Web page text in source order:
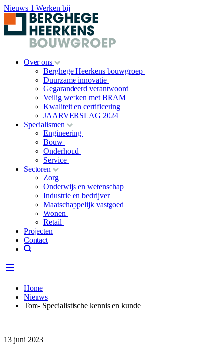
Nieuws 1 Werken bij
Over ons
Berghege Heerkens bouwgroep
Duurzame innovatie
Gegarandeerd verantwoord
Veilig werken met BRAM
Kwaliteit en certificering
JAARVERSLAG 2024
Specialismen
Engineering
Bouw
Onderhoud
Service
Sectoren
Zorg
Onderwijs en wetenschap
Industrie en bedrijven
Maatschappelijk vastgoed
Wonen
Retail
Projecten
Contact
Home
Nieuws
Tom- Specialistische kennis en kunde
13 juni 2023